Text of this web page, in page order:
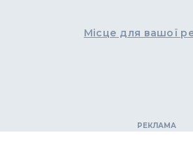
Місце для вашої